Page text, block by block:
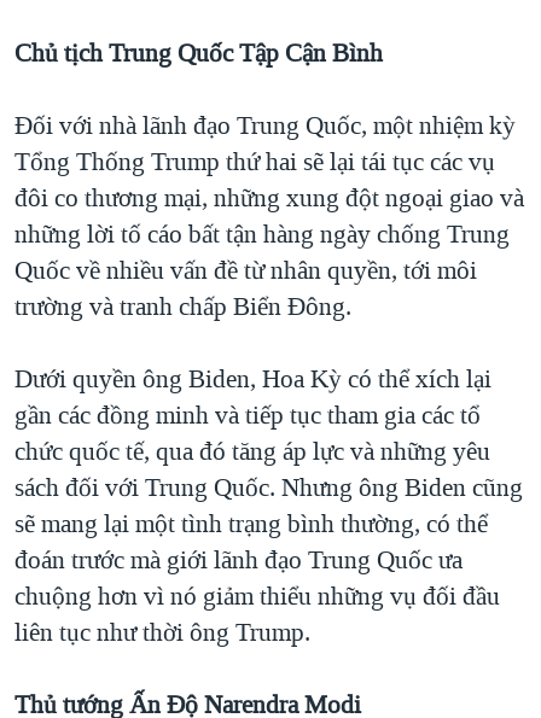
Chủ tịch Trung Quốc Tập Cận Bình
Đối với nhà lãnh đạo Trung Quốc, một nhiệm kỳ
Tổng Thống Trump thứ hai sẽ lại tái tục các vụ
đôi co thương mại, những xung đột ngoại giao và
những lời tố cáo bất tận hàng ngày chống Trung
Quốc về nhiều vấn đề từ nhân quyền, tới môi
trường và tranh chấp Biển Đông.
Dưới quyền ông Biden, Hoa Kỳ có thể xích lại
gần các đồng minh và tiếp tục tham gia các tổ
chức quốc tế, qua đó tăng áp lực và những yêu
sách đối với Trung Quốc. Nhưng ông Biden cũng
sẽ mang lại một tình trạng bình thường, có thể
đoán trước mà giới lãnh đạo Trung Quốc ưa
chuộng hơn vì nó giảm thiểu những vụ đối đầu
liên tục như thời ông Trump.
Thủ tướng Ấn Độ Narendra Modi